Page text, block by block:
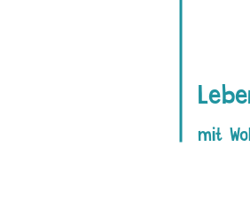
mit